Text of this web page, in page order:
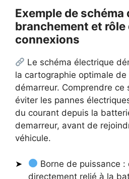
Exemple de schéma
branchement et rôle
connexions
Le schéma électrique
la cartographie optimale de
démarreur. Comprendre ce
éviter les pannes
du courant depuis la
demarreur, avant de
véhicule.
Borne de puissance :
directement relié à la